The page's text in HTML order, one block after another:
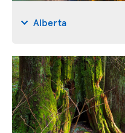
Alberta